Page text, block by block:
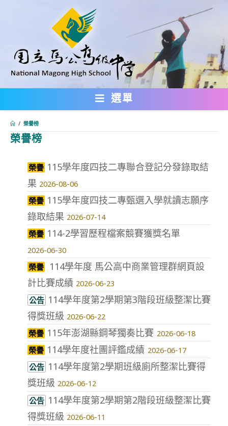
內
選單
榮譽榜
/ 榮譽榜
榮譽 115學年度四技二專聯合登記分發錄取結
果 2026-08-06
榮譽 115學年度四技二專甄選入學就讀志願序
錄取結果 2026-07-14
榮譽 114-2學習歷程檔案競賽獲獎名單
2026-06-30
榮譽
114學年度 馬公高中商業管理群網頁設
計比賽成績 2026-06-23
公告 114學年度第2學期第3階段班級整潔比賽
得獎班級 2026-06-22
榮譽 115年澎湖縣鋼琴獨奏比賽 2026-06-18
榮譽 114學年度社團評鑑成績 2026-06-17
公告 114學年度第2學期班級廁所整潔比賽得
獎班級 2026-06-12
公告 114學年度第2學期第2階段班級整潔比賽
得獎班級 2026-06-11